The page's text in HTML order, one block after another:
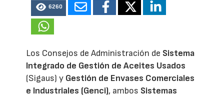
6260
Los Consejos de Administración de Sistema
Integrado de Gestión de Aceites Usados
(Sigaus) y Gestión de Envases Comerciales
e Industriales (Genci), ambos Sistemas